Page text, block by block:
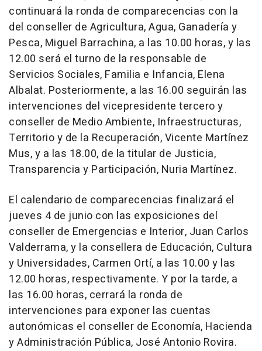
continuará la ronda de comparecencias con la
del conseller de Agricultura, Agua, Ganadería y
Pesca, Miguel Barrachina, a las 10.00 horas, y las
12.00 será el turno de la responsable de
Servicios Sociales, Familia e Infancia, Elena
Albalat. Posteriormente, a las 16.00 seguirán las
intervenciones del vicepresidente tercero y
conseller de Medio Ambiente, Infraestructuras,
Territorio y de la Recuperación, Vicente Martínez
Mus, y a las 18.00, de la titular de Justicia,
Transparencia y Participación, Nuria Martínez.
El calendario de comparecencias finalizará el
jueves 4 de junio con las exposiciones del
conseller de Emergencias e Interior, Juan Carlos
Valderrama, y la consellera de Educación, Cultura
y Universidades, Carmen Ortí, a las 10.00 y las
12.00 horas, respectivamente. Y por la tarde, a
las 16.00 horas, cerrará la ronda de
intervenciones para exponer las cuentas
autonómicas el conseller de Economía, Hacienda
y Administración Pública, José Antonio Rovira.